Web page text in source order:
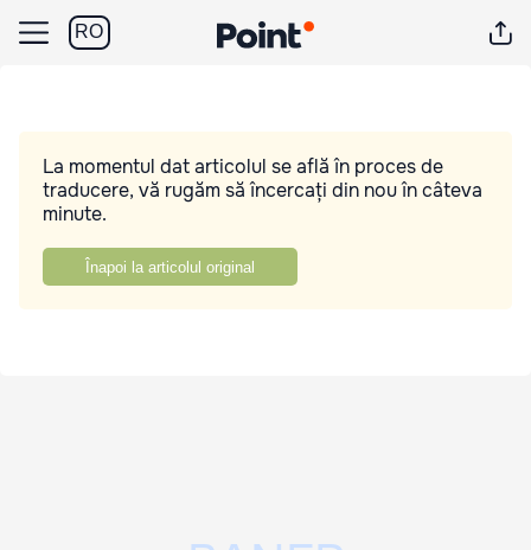
RO
La momentul dat articolul se află în proces de
traducere, vă rugăm să încercați din nou în câteva
minute.
Înapoi la articolul original